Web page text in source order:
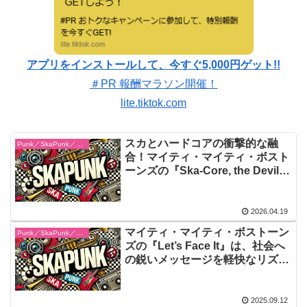
アプリをインストールして、今すぐ5,000円ゲット!!
＃PR 報酬マラソン開催！
lite.tiktok.com
Punk／SkaPunk／Garage
スカとハードコアの衝撃的な融
合！マイティ・マイティ・ボスト
ーンズの『Ska-Core, the Devil
2026.04.19
マイティ・マイティ・ボストーン
ズの『Let’s Face It』は、社会へ
の鋭いメッセージを軽快なリズム
させられる深み、その二つを見事
2025.09.12